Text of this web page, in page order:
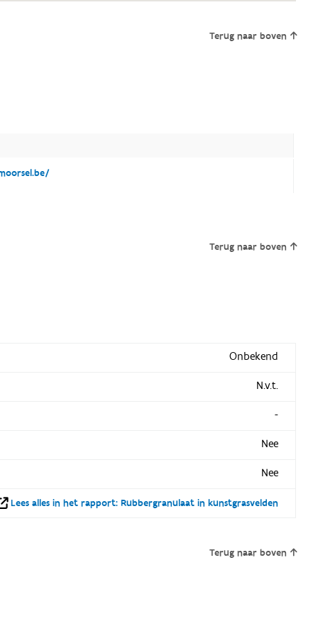
Terug naar boven
Terug naar boven
Onbekend
N.v.t.
-
Nee
Nee
Lees alles in het rapport: Rubbergranulaat in kunstgrasvelden
Terug naar boven